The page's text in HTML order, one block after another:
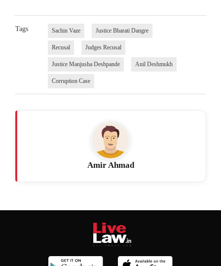
Tags Sachin Vaze Justice Bharati Dangre
Recusal Judges Recusal
Justice Manjusha Deshpande Anil Deshmukh
Corruption Case
Amir Ahmad